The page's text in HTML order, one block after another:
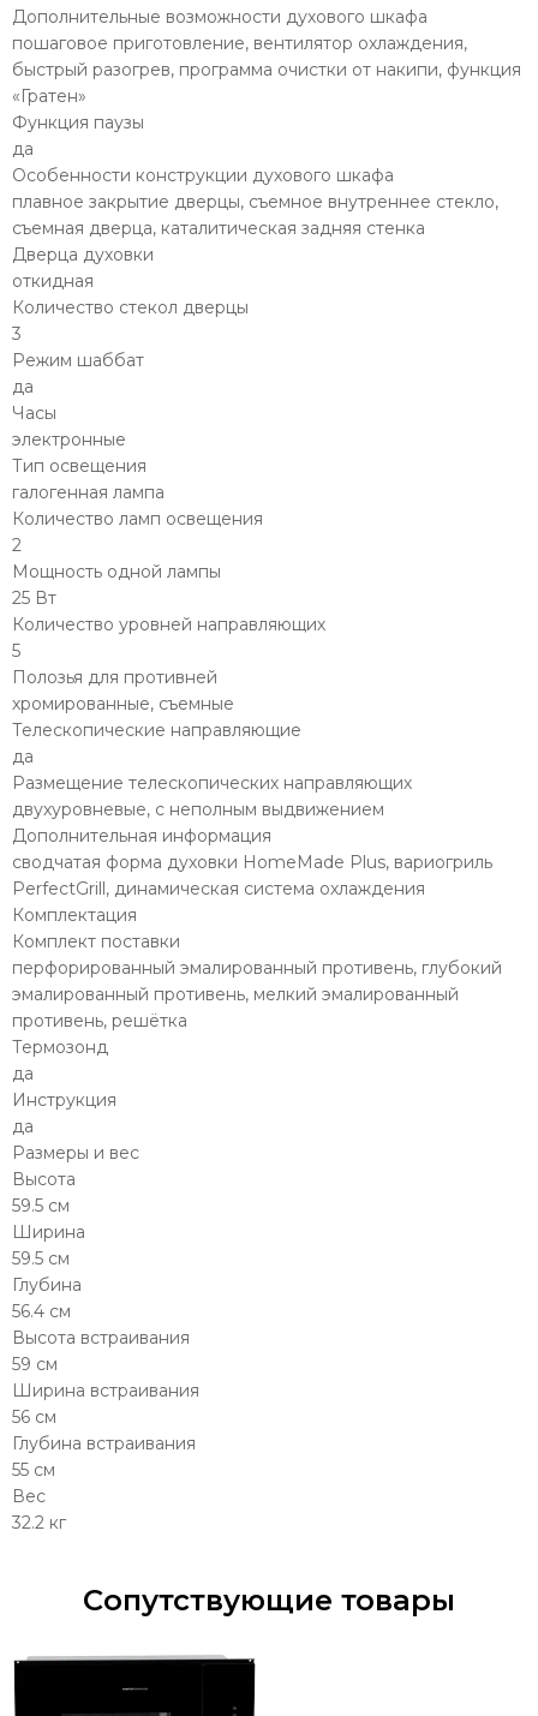
Дополнительные возможности духового шкафа
пошаговое приготовление, вентилятор охлаждения,
быстрый разогрев, программа очистки от накипи, функция
«Гратен»
Функция паузы
да
Особенности конструкции духового шкафа
плавное закрытие дверцы, съемное внутреннее стекло,
съемная дверца, каталитическая задняя стенка
Дверца духовки
откидная
Количество стекол дверцы
3
Режим шаббат
да
Часы
электронные
Тип освещения
галогенная лампа
Количество ламп освещения
2
Мощность одной лампы
25 Вт
Количество уровней направляющих
5
Полозья для противней
хромированные, съемные
Телескопические направляющие
да
Размещение телескопических направляющих
двухуровневые, с неполным выдвижением
Дополнительная информация
сводчатая форма духовки HomeMade Plus, вариогриль
PerfectGrill, динамическая система охлаждения
Комплектация
Комплект поставки
перфорированный эмалированный противень, глубокий
эмалированный противень, мелкий эмалированный
противень, решётка
Термозонд
да
Инструкция
да
Размеры и вес
Высота
59.5 см
Ширина
59.5 см
Глубина
56.4 см
Высота встраивания
59 см
Ширина встраивания
56 см
Глубина встраивания
55 см
Вес
32.2 кг
Сопутствующие товары